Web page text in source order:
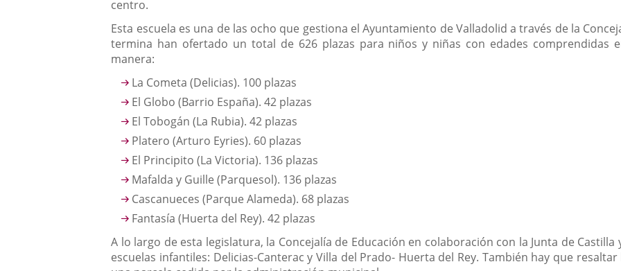
externa.externa.
aplicación
externa.
centro.
Esta escuela es una de las ocho que gestiona el Ayuntamiento de Valladolid a través de la
termina han ofertado un total de 626 plazas para niños y niñas con edades comprendidas
manera:
La Cometa (Delicias). 100 plazas
El Globo (Barrio España). 42 plazas
El Tobogán (La Rubia). 42 plazas
Platero (Arturo Eyries). 60 plazas
El Principito (La Victoria). 136 plazas
Mafalda y Guille (Parquesol). 136 plazas
Cascanueces (Parque Alameda). 68 plazas
Fantasía (Huerta del Rey). 42 plazas
A lo largo de esta legislatura, la Concejalía de Educación en colaboración con la Junta de
escuelas infantiles: Delicias-Canterac y Villa del Prado- Huerta del Rey. También hay que